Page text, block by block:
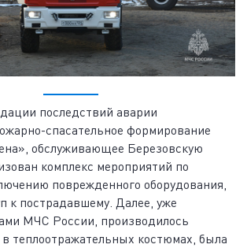
последствий аварии
спасательное формирование
обслуживающее Березовскую
комплекс мероприятий по
поврежденного оборудования,
к пострадавшему. Далее, уже
МЧС России, производилось
теплоотражательных костюмах, была